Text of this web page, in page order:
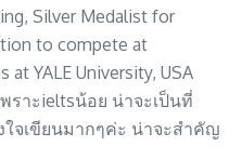
Silver Medalist for
to compete at
YALE University, USA
ราะieltsน้อย น่าจะเป็นที่
จเขียนมากๆค่ะ น่าจะสำคัญ